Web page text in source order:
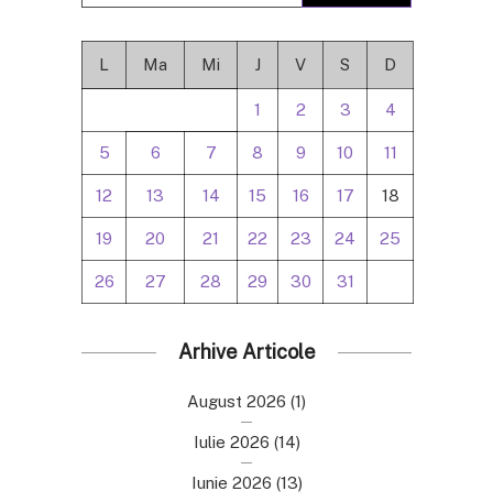
L Ma Mi J V S D
1 2 3 4
5 6 7 8 9 10 11
12 13 14 15 16 17 18
19 20 21 22 23 24 25
26 27 28 29 30 31
Arhive Articole
August 2026 (1)
Iulie 2026 (14)
Iunie 2026 (13)